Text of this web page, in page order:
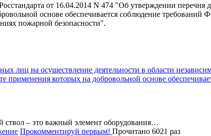
от 16.04.2014 N 474 "Об утверждении перечня
основе обеспечивается соблюдение требований
пожарной безопасности".
лиц на осуществление деятельности в области
применения которых на добровольной основе
– это важный элемент оборудования…
Прокомментируй первым! Прочитано 6021 раз